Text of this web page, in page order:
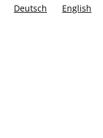
Deutsch English